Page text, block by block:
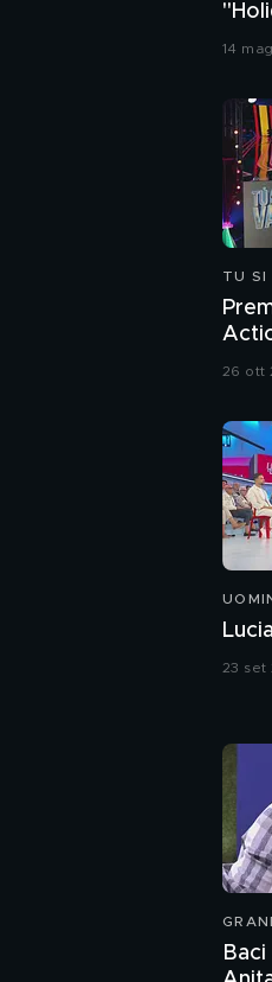
14
TU SI
26 ott
23 set